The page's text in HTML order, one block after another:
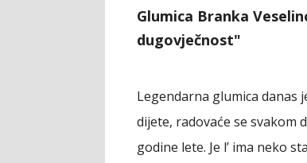
Glumica Branka
dugovječnost"
Legendarna glumica danas
dijete, radovaće se svakom
godine lete. Je l’ ima neko